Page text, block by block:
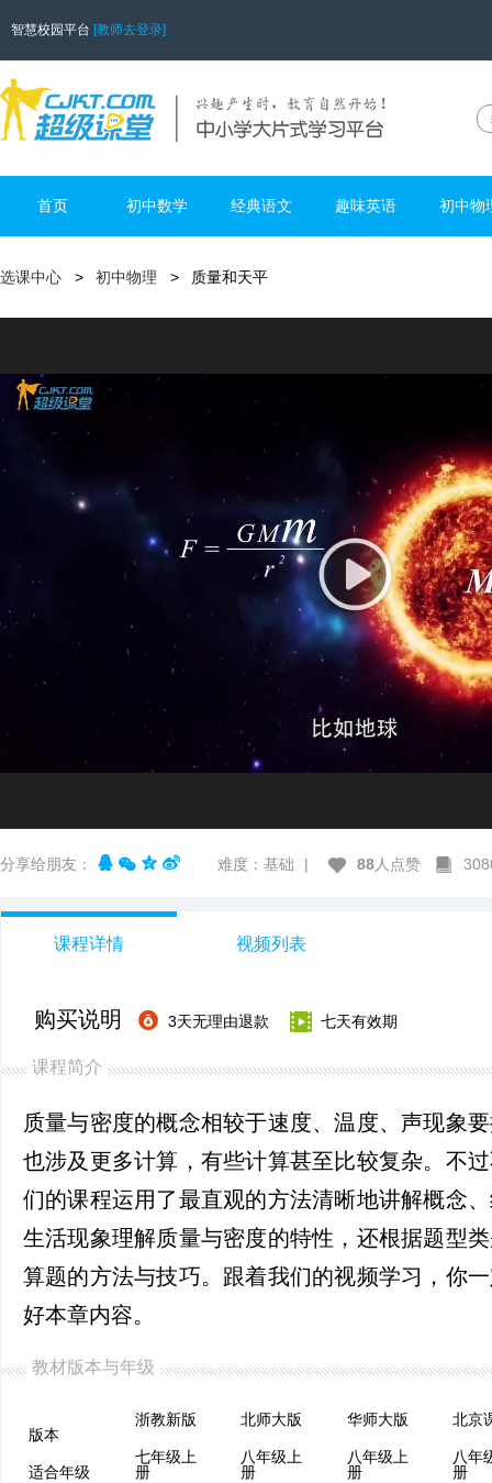
智慧校园平台 [教师去登录]
首页 初中数学 经典语文 趣味英语 初中物
选课中心 初中物理 质量和天平
分享给朋友： 难度：基础 | 88人点赞
课程详情 视频列表
购买说明 3天无理由退款 七天有效期
课程简介
质量与密度的概念相较于速度、温度、声现象
也涉及更多计算，有些计算甚至比较复杂。不
们的课程运用了最直观的方法清晰地讲解概念
生活现象理解质量与密度的特性，还根据题型
算题的方法与技巧。跟着我们的视频学习，你
好本章内容。
教材版本与年级
版本
适合年级
浙教新版
七年级上
册
北师大版
八年级上
册
华师大版
八年级上
册
八年
册